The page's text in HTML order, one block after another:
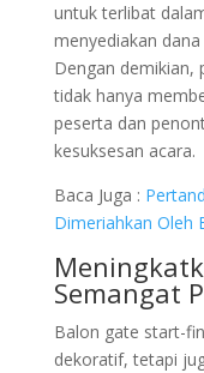
untuk terlibat
menyediakan
Dengan demikian,
tidak hanya
peserta dan
kesuksesan acara.
Baca Juga :
Dimeriahkan Oleh
Semangat
Balon gate start-
dekoratif, tetapi